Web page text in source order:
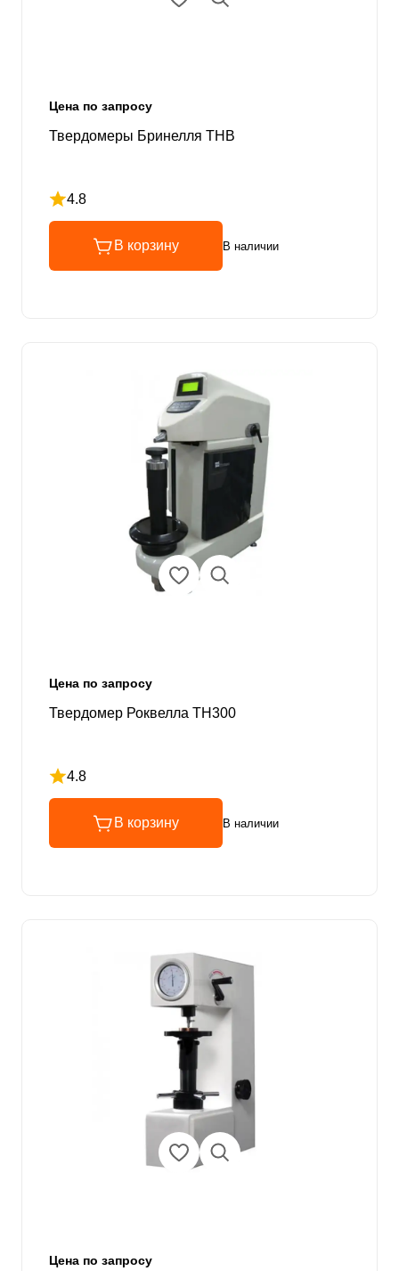
Цена по запросу
Твердомеры Бринелля THB
4.8
Рейтинг 4.8 из 5
В корзину В наличии
Цена по запросу
Твердомер Роквелла TH300
4.8
Рейтинг 4.8 из 5
В корзину В наличии
Цена по запросу